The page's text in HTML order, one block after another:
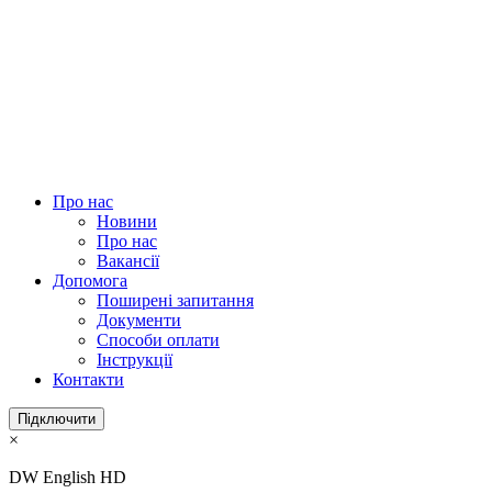
Про нас
Новини
Про нас
Вакансії
Допомога
Поширені запитання
Документи
Способи оплати
Інструкції
Контакти
Підключити
×
DW English HD